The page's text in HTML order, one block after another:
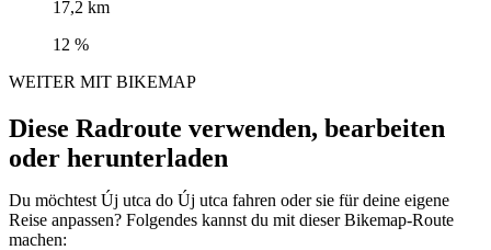
17,2 km
12 %
WEITER MIT BIKEMAP
Diese Radroute verwenden, bearbeiten
oder herunterladen
Du möchtest Új utca do Új utca fahren oder sie für deine eigene
Reise anpassen? Folgendes kannst du mit dieser Bikemap-Route
machen: